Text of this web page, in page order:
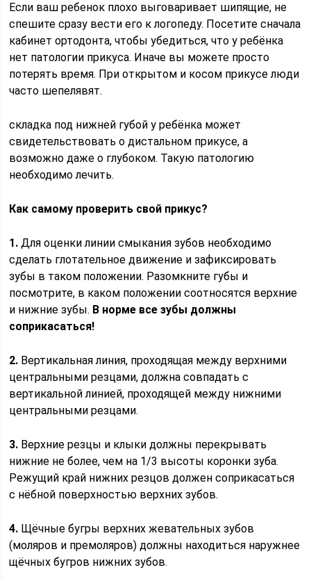
Если ваш ребенок плохо выговаривает шипящие, не
спешите сразу вести его к логопеду. Посетите сначала
кабинет ортодонта, чтобы убедиться, что у ребёнка
нет патологии прикуса. Иначе вы можете просто
потерять время. При открытом и косом прикусе люди
часто шепелявят.
складка под нижней губой у ребёнка может
свидетельствовать о дистальном прикусе, а
возможно даже о глубоком. Такую патологию
необходимо лечить.
Как самому проверить свой прикус?
1. Для оценки линии смыкания зубов необходимо
сделать глотательное движение и зафиксировать
зубы в таком положении. Разомкните губы и
посмотрите, в каком положении соотносятся верхние
и нижние зубы. В норме все зубы должны
соприкасаться!
2. Вертикальная линия, проходящая между верхними
центральными резцами, должна совпадать с
вертикальной линией, проходящей между нижними
центральными резцами.
3. Верхние резцы и клыки должны перекрывать
нижние не более, чем на 1/3 высоты коронки зуба.
Режущий край нижних резцов должен соприкасаться
с нёбной поверхностью верхних зубов.
4. Щёчные бугры верхних жевательных зубов
(моляров и премоляров) должны находиться наружнее
щёчных бугров нижних зубов.